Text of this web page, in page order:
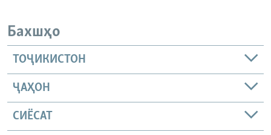
Бахшҳо
ТОҶИКИСТОН
ҶАҲОН
СИЁСАТ